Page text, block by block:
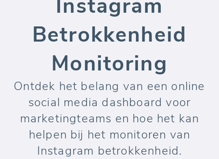
Instagram
Betrokkenheid
Monitoring
Ontdek het belang van een online
social media dashboard voor
marketingteams en hoe het kan
helpen bij het monitoren van
Instagram betrokkenheid.